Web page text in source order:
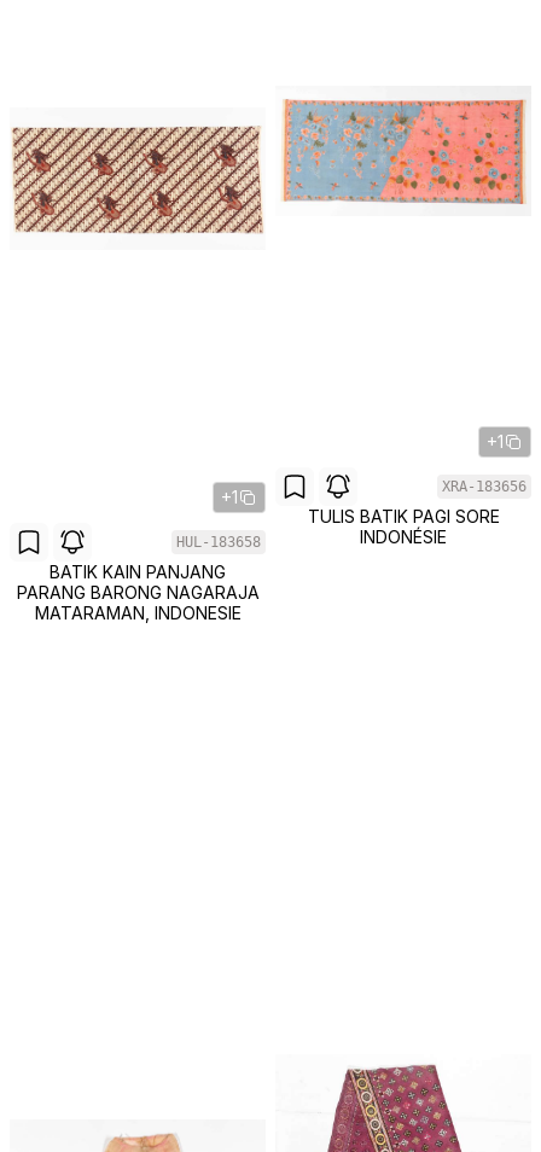
+1
HUL-183658
BATIK KAIN PANJANG
PARANG BARONG NAGARAJA
MATARAMAN, INDONESIE
+1
XRA-183656
TULIS BATIK PAGI SORE
INDONÉSIE